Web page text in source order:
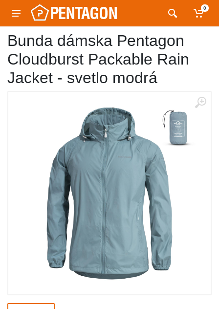
0
Bunda dámska Pentagon
Cloudburst Packable Rain
Jacket - svetlo modrá